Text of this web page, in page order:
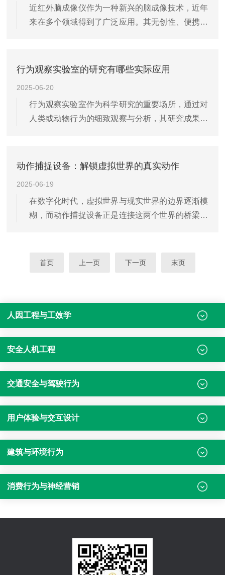
近红外脑成像仪作为一种新兴的脑成像技术，近年
来在多个领域得到了广泛应用。其无创性、便携性
神经科学研究在神经科学研究中发挥着重要作用。
行为观察实验室的研究有哪些实际应用
2025-06-20
行为观察实验室作为科学研究的重要场所，通过对
人类或动物行为的细致观察与分析，其研究成果在
察实验室的研究成果具有重要价值。通过对学生在
动作捕捉设备：解锁虚拟世界的真实动作
2025-06-19
在数字化时代，虚拟世界与现实世界的边界逐渐模
糊，而动作捕捉设备正是连接这两个世界的桥梁之
技术不仅在娱乐产业中大放异彩，还在多个领域展
首页 上一页 下一页 末页
人因工程与工效学
安全人机工程
交通安全与驾驶行为
用户体验与交互设计
建筑与环境行为
消费行为与神经营销